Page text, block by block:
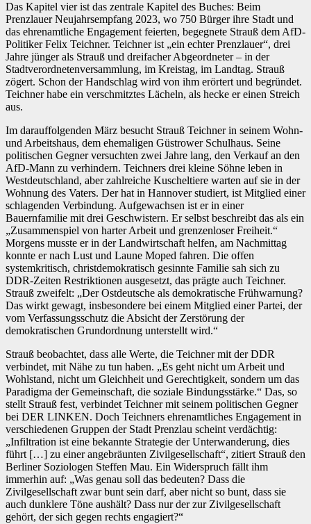
Das Kapitel vier ist das zentrale Kapitel des Buches: Beim
Prenzlauer Neujahrsempfang 2023, wo 750 Bürger ihre Stadt und
das ehrenamtliche Engagement feierten, begegnete Strauß dem AfD-
Politiker Felix Teichner. Teichner ist „ein echter Prenzlauer“, drei
Jahre jünger als Strauß und dreifacher Abgeordneter – in der
Stadtverordnetenversammlung, im Kreistag, im Landtag. Strauß
zögert. Schon der Handschlag wird von ihm erörtert und begründet.
Teichner habe ein verschmitztes Lächeln, als hecke er einen Streich
aus.
Im darauffolgenden März besucht Strauß Teichner in seinem Wohn-
und Arbeitshaus, dem ehemaligen Güstrower Schulhaus. Seine
politischen Gegner versuchten zwei Jahre lang, den Verkauf an den
AfD-Mann zu verhindern. Teichners drei kleine Söhne leben in
Westdeutschland, aber zahlreiche Kuscheltiere warten auf sie in der
Wohnung des Vaters. Der hat in Hannover studiert, ist Mitglied einer
schlagenden Verbindung. Aufgewachsen ist er in einer
Bauernfamilie mit drei Geschwistern. Er selbst beschreibt das als ein
„Zusammenspiel von harter Arbeit und grenzenloser Freiheit.“
Morgens musste er in der Landwirtschaft helfen, am Nachmittag
konnte er nach Lust und Laune Moped fahren. Die offen
systemkritisch, christdemokratisch gesinnte Familie sah sich zu
DDR-Zeiten Restriktionen ausgesetzt, das prägte auch Teichner.
Strauß zweifelt: „Der Ostdeutsche als demokratische Frühwarnung?
Das wirkt gewagt, insbesondere bei einem Mitglied einer Partei, der
vom Verfassungsschutz die Absicht der Zerstörung der
demokratischen Grundordnung unterstellt wird.“
Strauß beobachtet, dass alle Werte, die Teichner mit der DDR
verbindet, mit Nähe zu tun haben. „Es geht nicht um Arbeit und
Wohlstand, nicht um Gleichheit und Gerechtigkeit, sondern um das
Paradigma der Gemeinschaft, die soziale Bindungsstärke.“ Das, so
stellt Strauß fest, verbindet Teichner mit seinem politischen Gegner
bei DER LINKEN. Doch Teichners ehrenamtliches Engagement in
verschiedenen Gruppen der Stadt Prenzlau scheint verdächtig:
„Infiltration ist eine bekannte Strategie der Unterwanderung, dies
führt […] zu einer angebräunten Zivilgesellschaft“, zitiert Strauß den
Berliner Soziologen Steffen Mau. Ein Widerspruch fällt ihm
immerhin auf: „Was genau soll das bedeuten? Dass die
Zivilgesellschaft zwar bunt sein darf, aber nicht so bunt, dass sie
auch dunklere Töne aushält? Dass nur der zur Zivilgesellschaft
gehört, der sich gegen rechts engagiert?“